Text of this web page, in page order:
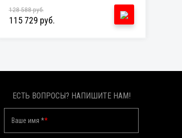
128 588 руб.
115 729 руб.
ЕСТЬ ВОПРОСЫ? НАПИШИТЕ НАМ!
Ваше имя **